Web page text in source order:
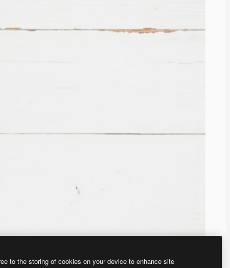
to the storing of cookies on your device to enhance site